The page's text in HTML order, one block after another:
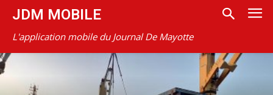
JDM MOBILE
L'application mobile du Journal De Mayotte